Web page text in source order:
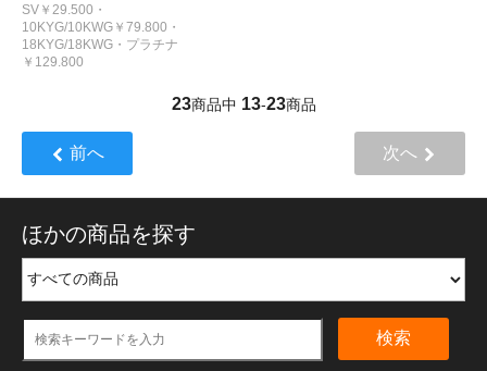
SV￥29.500・
10KYG/10KWG￥79.800・
18KYG/18KWG・プラチナ
￥129.800
23商品中 13-23商品
前へ 次へ
ほかの商品を探す
検索